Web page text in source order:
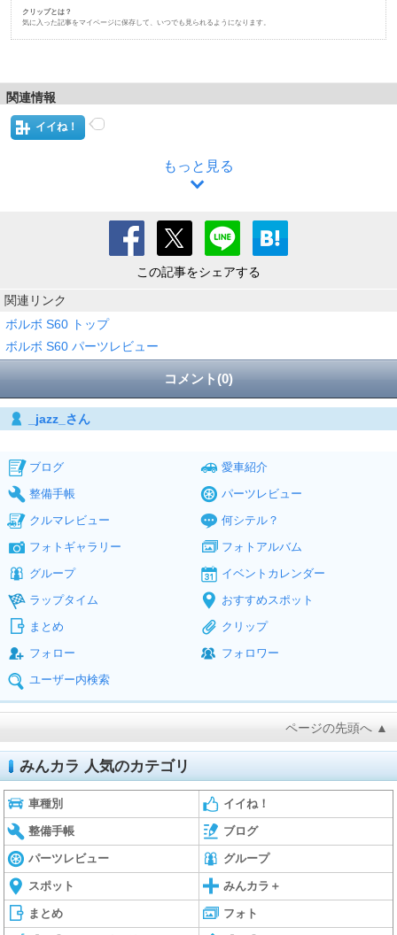
クリップとは？
気に入った記事をマイページに保存して、いつでも見られるようになります。
関連情報
イイね！
もっと見る
この記事をシェアする
関連リンク
ボルボ S60 トップ
ボルボ S60 パーツレビュー
コメント(0)
_jazz_さん
ブログ
愛車紹介
整備手帳
パーツレビュー
クルマレビュー
何シテル？
フォトギャラリー
フォトアルバム
グループ
イベントカレンダー
ラップタイム
おすすめスポット
まとめ
クリップ
フォロー
フォロワー
ユーザー内検索
ページの先頭へ ▲
みんカラ 人気のカテゴリ
車種別 イイね！
整備手帳 ブログ
パーツレビュー グループ
スポット みんカラ＋
まとめ フォト